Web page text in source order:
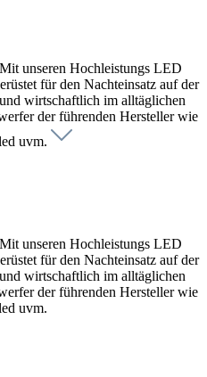
unseren Hochleistungs LED
für den Nachteinsatz auf der
wirtschaftlich im alltäglichen
der führenden Hersteller wie
uvm.
unseren Hochleistungs LED
für den Nachteinsatz auf der
wirtschaftlich im alltäglichen
der führenden Hersteller wie
uvm.